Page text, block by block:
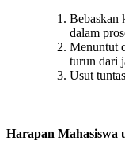
Bebaskan
dalam
Menuntut
turun dari
Usut
Harapan Mahasiswa